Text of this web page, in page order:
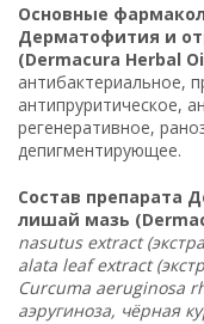
Основные
Дерматофития и
(Dermacura Herbal
антибактериальное,
антипруритическое,
регенеративное,
депигментирующее.
Состав препарата
лишай мазь
nasutus extract
alata leaf extract
Curcuma aeruginosa
аэругиноза, чёрная